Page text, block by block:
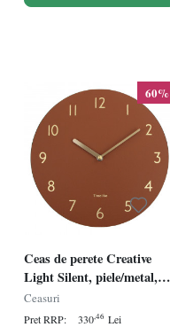
60%
Ceas de perete Creative
Light Silent, piele/metal,
maro/auriu, 30 cm
Ceasuri
Pret RRP: 330,46 Lei